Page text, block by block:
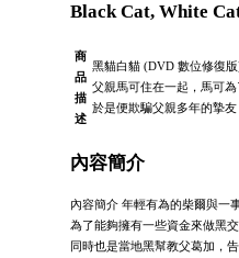
Black Cat, White
商
品
描
述
黑貓白貓 (DVD 數位修復
父親馬可住在一起，馬可
於是便欺騙父親多年的摯
內容簡介
內容簡介 年輕有為的柴爾與一
為了能夠擁有一些資金來做黑
同時也是當地黑幫教父葛加，